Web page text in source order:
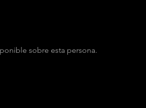
sobre esta persona.